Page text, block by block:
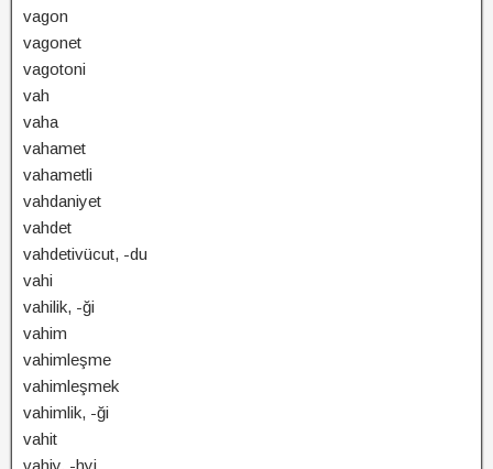
vagon
vagonet
vagotoni
vah
vaha
vahamet
vahametli
vahdaniyet
vahdet
vahdetivücut, -du
vahi
vahilik, -ği
vahim
vahimleşme
vahimleşmek
vahimlik, -ği
vahit
vahiy, -hyi